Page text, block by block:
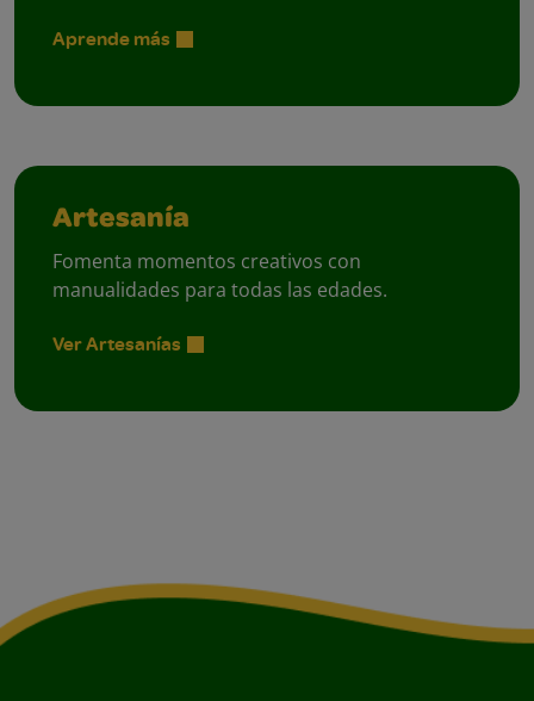
Aprende más
Artesanía
Fomenta momentos creativos con
manualidades para todas las edades.
Ver Artesanías